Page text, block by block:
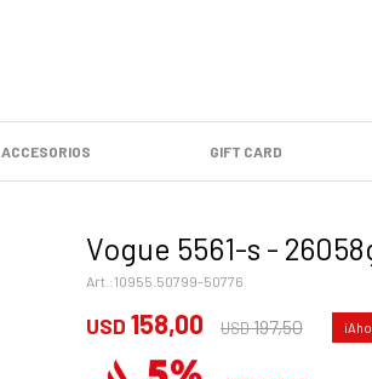
ACCESORIOS GIFT CARD
Vogue 5561-s -
10955.50799-50776
USD 158,00 USD197,50